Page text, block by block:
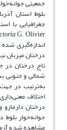
جمعیتی
بلوط استان
جغرافیایی با
G. Olivier و 30 درخت از بلوط وی‌ول
اندازه‌گیری
درختان میزبان
تاج درختان در
شمالی و جنوبی
به‌ترتیب در
درختان
جوانه‌خوار